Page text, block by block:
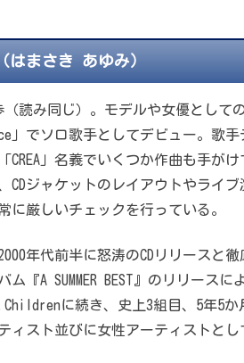
はまさき あゆみ）
読み同じ）。モデルや女優として
」でソロ歌手としてデビュー。歌
CREA」名義でいくつか作曲も手が
CDジャケットのレイアウトやライ
に厳しいチェックを行っている。
年代前半に怒涛のCDリリースと
ム『A SUMMER BEST』のリリース
に続き、史上3組目、5年5か
ィスト並びに女性アーティストとし